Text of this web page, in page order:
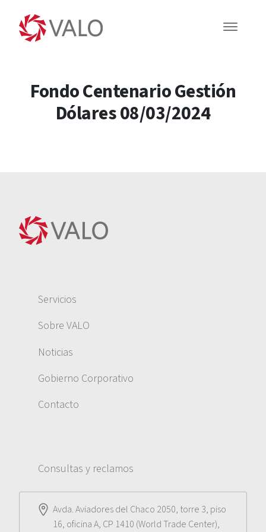
Fondo Centenario Gestión
Dólares 08/03/2024
Servicios
Sobre VALO
Noticias
Gobierno Corporativo
Contacto
Consultas y reclamos
Avda. Aviadores del Chaco 2050, torre 3, piso
16, oficina A, CP 1410 (World Trade Center),